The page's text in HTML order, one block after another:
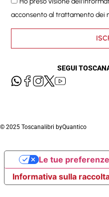
acconsento al trattamento dei
SEGUI
© 2025 Toscanalibri byQuantico
Informativa sulla
Le tue